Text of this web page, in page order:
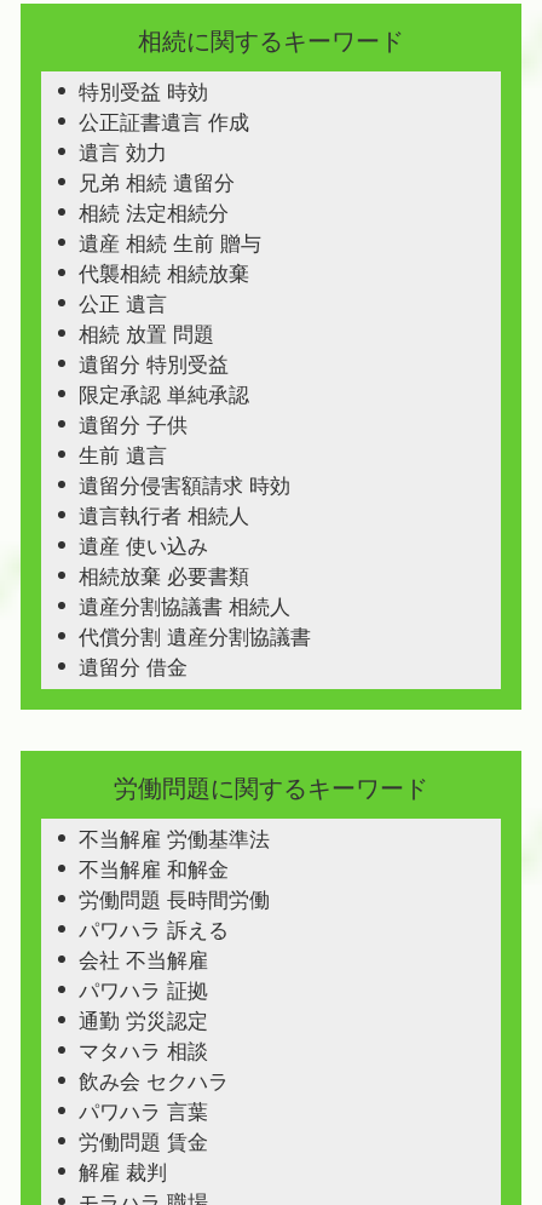
相続に関するキーワード
特別受益 時効
公正証書遺言 作成
遺言 効力
兄弟 相続 遺留分
相続 法定相続分
遺産 相続 生前 贈与
代襲相続 相続放棄
公正 遺言
相続 放置 問題
遺留分 特別受益
限定承認 単純承認
遺留分 子供
生前 遺言
遺留分侵害額請求 時効
遺言執行者 相続人
遺産 使い込み
相続放棄 必要書類
遺産分割協議書 相続人
代償分割 遺産分割協議書
遺留分 借金
労働問題に関するキーワード
不当解雇 労働基準法
不当解雇 和解金
労働問題 長時間労働
パワハラ 訴える
会社 不当解雇
パワハラ 証拠
通勤 労災認定
マタハラ 相談
飲み会 セクハラ
パワハラ 言葉
労働問題 賃金
解雇 裁判